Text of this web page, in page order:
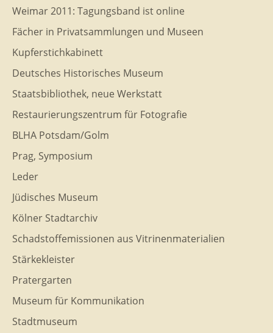
Weimar 2011: Tagungsband ist online
Fächer in Privatsammlungen und Museen
Kupferstichkabinett
Deutsches Historisches Museum
Staatsbibliothek, neue Werkstatt
Restaurierungszentrum für Fotografie
BLHA Potsdam/Golm
Prag, Symposium
Leder
Jüdisches Museum
Kölner Stadtarchiv
Schadstoffemissionen aus Vitrinenmaterialien
Stärkekleister
Pratergarten
Museum für Kommunikation
Stadtmuseum